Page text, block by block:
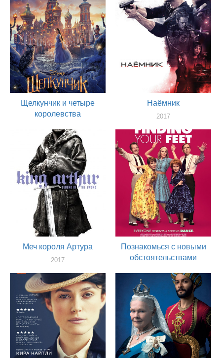
Щелкунчик и четыре
королевства
актер
Наёмник
2017
Меч короля Артура
2017
Познакомься с новыми
обстоятельствами
актер